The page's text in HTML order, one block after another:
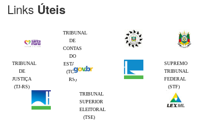
Links Úteis
TRIBUNAL
DE
CONTAS
DO
ESTADO
(TCE-
RS)
TRIBUNAL
DE
JUSTIÇA
(TJ-RS)
SUPREMO
TRIBUNAL
FEDERAL
(STF)
TRIBUNAL
SUPERIOR
ELEITORAL
(TSE)